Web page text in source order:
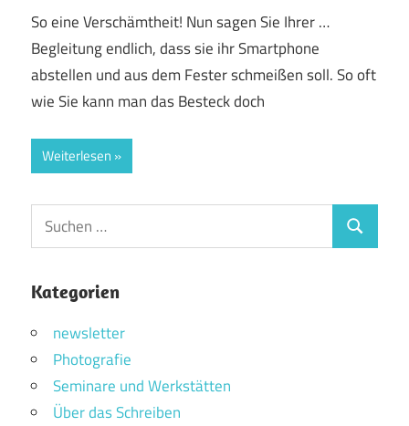
So eine Verschämtheit! Nun sagen Sie Ihrer …
Begleitung endlich, dass sie ihr Smartphone
abstellen und aus dem Fester schmeißen soll. So oft
wie Sie kann man das Besteck doch
Weiterlesen
Suchen
nach:
Suchen
Kategorien
newsletter
Photografie
Seminare und Werkstätten
Über das Schreiben